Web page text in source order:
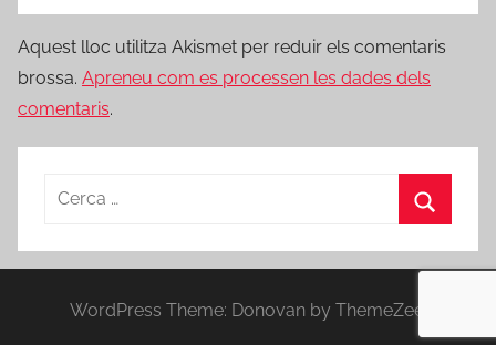
Aquest lloc utilitza Akismet per reduir els comentaris
brossa. Apreneu com es processen les dades dels
comentaris.
Cerca:
WordPress Theme: Donovan by ThemeZee.